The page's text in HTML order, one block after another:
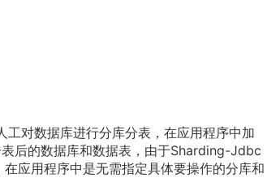
对数据库进行分库分表，在应用程序中加
后的数据库和数据表，由于Sharding-Jdbc
应用程序中是无需指定具体要操作的分库和